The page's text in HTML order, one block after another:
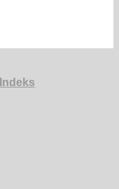
Indeks